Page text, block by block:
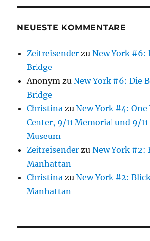
NEUESTE KOMMENTARE
Zeitreisender zuNew York #6:
Bridge
Anonym zuNew York #6: Die
Bridge
Christina zuNew York #4: One
Center, 9/11 Memorial und 9/
Museum
Zeitreisender zuNew York #2:
Manhattan
Christina zuNew York #2:
Manhattan